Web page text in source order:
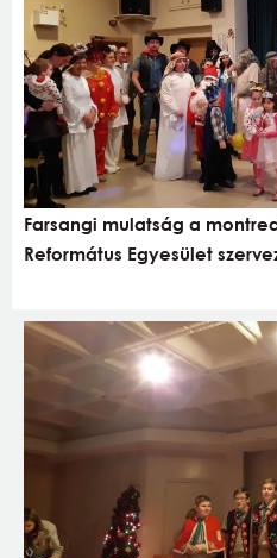
Farsangi mulatság a
Református Egyesület